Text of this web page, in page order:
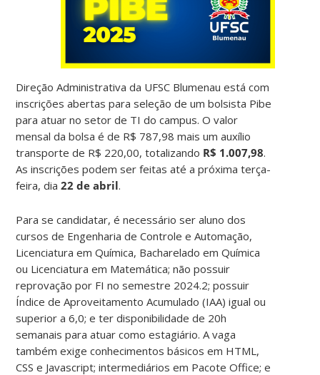
Direção Administrativa da UFSC Blumenau está com
inscrições abertas para seleção de um bolsista Pibe
para atuar no setor de TI do campus. O valor
mensal da bolsa é de R$ 787,98 mais um auxílio
transporte de R$ 220,00, totalizando R$ 1.007,98.
As inscrições podem ser feitas até a próxima terça-
feira, dia 22 de abril.
Para se candidatar, é necessário ser aluno dos
cursos de Engenharia de Controle e Automação,
Licenciatura em Química, Bacharelado em Química
ou Licenciatura em Matemática; não possuir
reprovação por FI no semestre 2024.2; possuir
Índice de Aproveitamento Acumulado (IAA) igual ou
superior a 6,0; e ter disponibilidade de 20h
semanais para atuar como estagiário. A vaga
também exige conhecimentos básicos em HTML,
CSS e Javascript; intermediários em Pacote Office; e